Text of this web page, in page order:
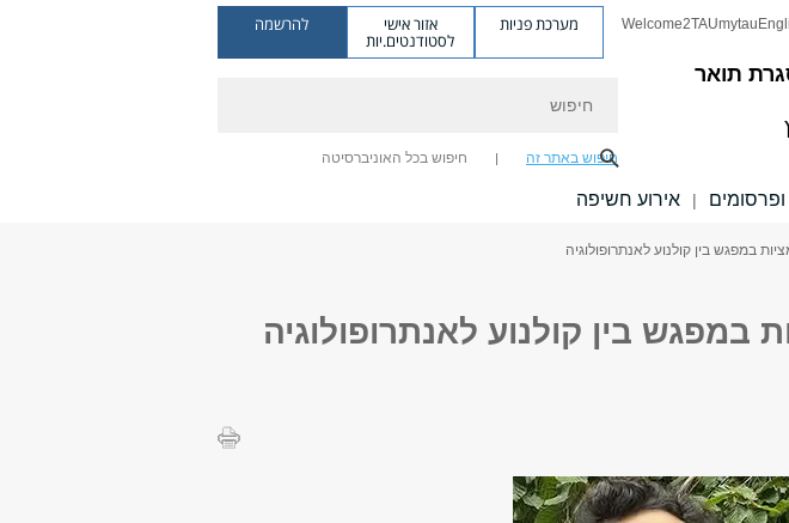
תואר
mytau
Welcome2TAU מערכת פניות אזור אישי
לסטודנטים.יות
להרשמה
חיפוש באתר זה חיפוש בכל האוניברסיטה
| אירוע חשיפה
במפגש בין קולנוע לאנתרופולוגיה
במפגש בין קולנוע לאנתרופולוגיה